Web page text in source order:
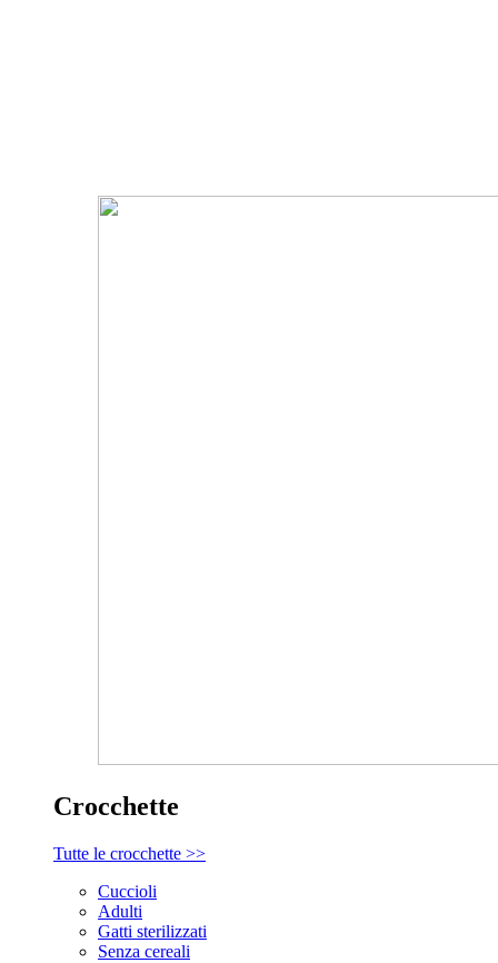
Crocchette
Tutte le crocchette >>
Cuccioli
Adulti
Gatti sterilizzati
Senza cereali